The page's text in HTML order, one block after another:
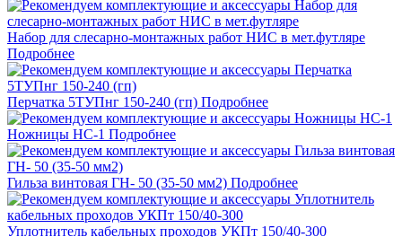
Набор для слесарно-монтажных работ НИС в мет.футляре
Подробнее
Перчатка 5ТУПнг 150-240 (гп) Подробнее
Ножницы НС-1 Подробнее
Гильза винтовая ГН- 50 (35-50 мм2) Подробнее
Уплотнитель кабельных проходов УКПт 150/40-300